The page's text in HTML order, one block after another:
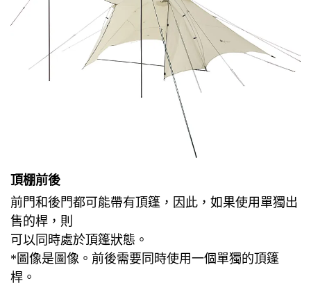
頂棚前後
前門和後門都可能帶有頂篷，因此，如果使用單獨出
售的桿，則
可以同時處於頂篷狀態 。
*圖像是圖像。 前後需要同時使用一個單獨的頂篷
桿。